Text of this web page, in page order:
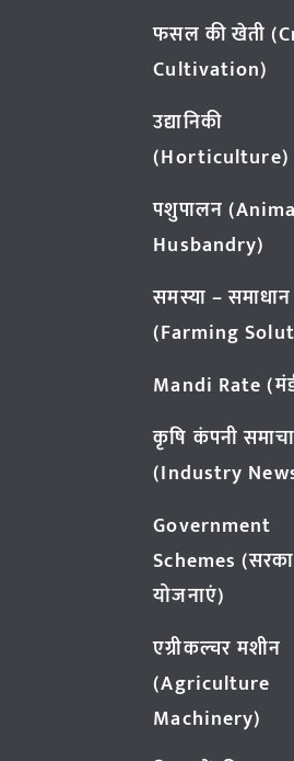
फसल की खेती
Cultivation)
उद्यानिकी
(Horticulture)
पशुपालन
Husbandry)
समस्या – समाधान
(Farming
Mandi Rate
कृषि कंपनी
(Industry
Government
Schemes
योजनाएं)
एग्रीकल्चर मशीन
(Agriculture
Machinery)